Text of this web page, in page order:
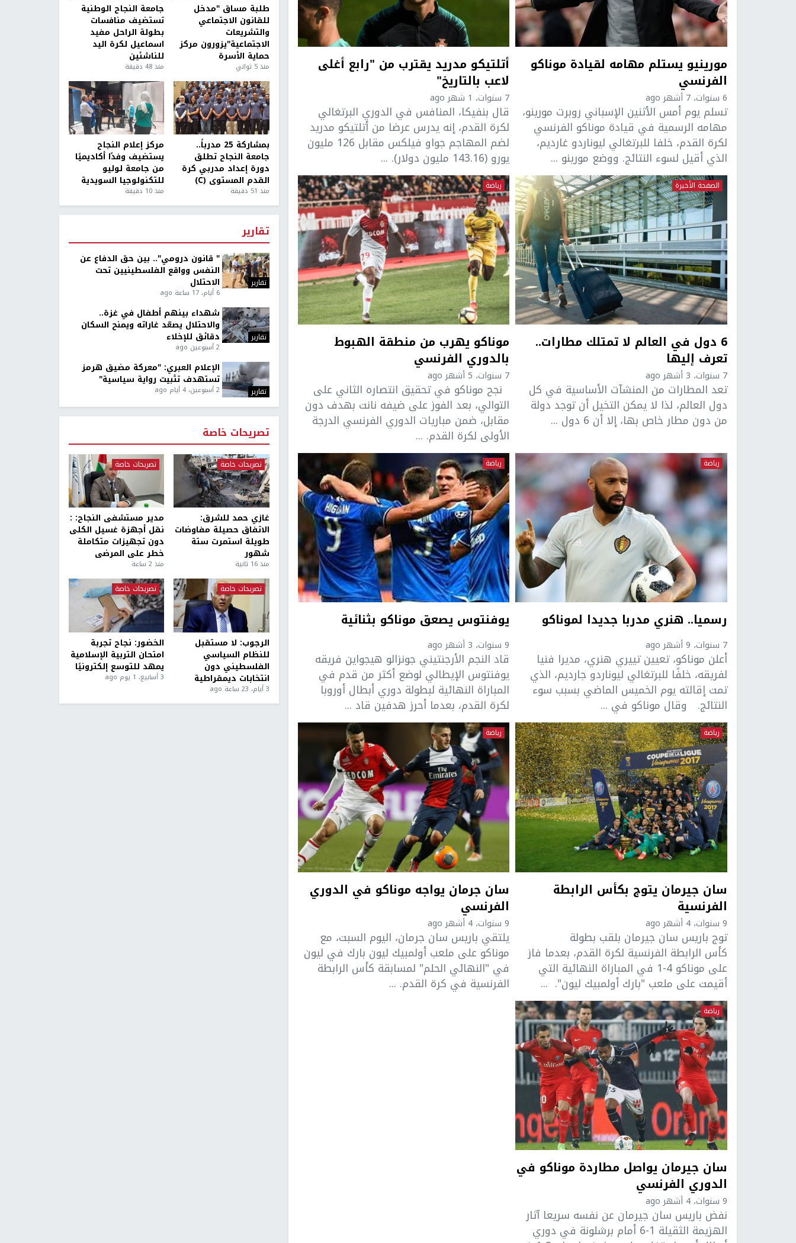
مورينيو يستلم مهامه لقيادة موناكو
الفرنسي
6 سنوات، 7 أشهر ago
تسلم يوم أمس الأثنين الإسباني روبرت مورينو،
مهامه الرسمية في قيادة موناكو الفرنسي
لكرة القدم، خلفا للبرتغالي ليوناردو غارديم،
الذي أقيل لسوء النتائج. ووضع مورينو ...
أتلتيكو مدريد يقترب من "رابع أغلى
لاعب بالتاريخ"
7 سنوات، 1 شهر ago
قال بنفيكا، المنافس في الدوري البرتغالي
لكرة القدم، إنه يدرس عرضا من أتلتيكو مدريد
لضم المهاجم جواو فيلكس مقابل 126 مليون
يورو (143.16 مليون دولار). ...
الصفحة الأخيرة
6 دول في العالم لا تمتلك مطارات..
تعرف إليها
7 سنوات، 3 أشهر ago
تعد المطارات من المنشآت الأساسية في كل
دول العالم، لذا لا يمكن التخيل أن توجد دولة
من دون مطار خاص بها، إلا أن 6 دول ...
رياضة
موناكو يهرب من منطقة الهبوط
بالدوري الفرنسي
7 سنوات، 5 أشهر ago
نجح موناكو في تحقيق انتصاره الثاني على
التوالي، بعد الفوز على ضيفه نانت بهدف دون
مقابل، ضمن مباريات الدوري الفرنسي الدرجة
الأولى لكرة القدم. ...
رياضة
رسميا.. هنري مدربا جديدا لموناكو
7 سنوات، 9 أشهر ago
أعلن موناكو، تعيين تييري هنري، مديرا فنيا
لفريقه، خلفًا للبرتغالي ليوناردو جارديم، الذي
تمت إقالته يوم الخميس الماضي بسبب سوء
النتائج. وقال موناكو في ...
رياضة
يوفنتوس يصعق موناكو بثنائية
9 سنوات، 3 أشهر ago
قاد النجم الأرجنتيني جونزالو هيجواين فريقه
يوفنتوس الإيطالي لوضع أكثر من قدم في
المباراة النهائية لبطولة دوري أبطال أوروبا
لكرة القدم، بعدما أحرز هدفين قاد ...
رياضة
سان جيرمان يتوج بكأس الرابطة
الفرنسية
9 سنوات، 4 أشهر ago
توج باريس سان جيرمان بلقب بطولة
كأس الرابطة الفرنسية لكرة القدم، بعدما فاز
على موناكو 4-1 في المباراة النهائية التي
أقيمت على ملعب "بارك أولمبيك ليون". ...
رياضة
سان جرمان يواجه موناكو في الدوري
الفرنسي
9 سنوات، 4 أشهر ago
يلتقي باريس سان جرمان، اليوم السبت، مع
موناكو على ملعب أولمبيك ليون بارك في ليون
في "النهائي الحلم" لمسابقة كأس الرابطة
الفرنسية في كرة القدم. ...
رياضة
سان جيرمان يواصل مطاردة موناكو في
الدوري الفرنسي
9 سنوات، 4 أشهر ago
نفض باريس سان جيرمان عن نفسه سريعا آثار
الهزيمة الثقيلة 1-6 أمام برشلونة في دوري
طلبة مساق "مدخل
للقانون الاجتماعي
والتشريعات
الاجتماعية"يزورون مركز
حماية الأسرة
منذ 5 ثواني
جامعة النجاح الوطنية
تستضيف منافسات
بطولة الراحل مفيد
اسماعيل لكرة اليد
للناشئين
منذ 48 دقيقة
بمشاركة 25 مدرباً..
جامعة النجاح تطلق
دورة إعداد مدربي كرة
القدم المستوى (C)
منذ 51 دقيقة
مركز إعلام النجاح
يستضيف وفدًا أكاديميًا
من جامعة لوليو
للتكنولوجيا السويدية
منذ 10 دقيقة
تقارير
تقارير
" قانون درومي".. بين حق الدفاع عن
النفس وواقع الفلسطينيين تحت
الاحتلال
6 أيام، 17 ساعة ago
تقارير
شهداء بينهم أطفال في غزة..
والاحتلال يصعّد غاراته ويمنح السكان
دقائق للإخلاء
2 أسبوعين ago
تقارير
الإعلام العبري: "معركة مضيق هرمز
تستهدف تثبيت رواية سياسية"
2 أسبوعين، 4 أيام ago
تصريحات خاصة
تصريحات خاصة
غازي حمد للشرق:
الاتفاق حصيلة مفاوضات
طويلة استمرت ستة
شهور
منذ 16 ثانية
تصريحات خاصة
مدير مستشفى النجاح: :
نقل أجهزة غسيل الكلى
دون تجهيزات متكاملة
خطر على المرضى
منذ 2 ساعة
تصريحات خاصة
الرجوب: لا مستقبل
للنظام السياسي
الفلسطيني دون
انتخابات ديمقراطية
3 أيام، 23 ساعة ago
تصريحات خاصة
الخضور: نجاح تجربة
امتحان التربية الإسلامية
يمهد للتوسع إلكترونيًا
3 أسابيع، 1 يوم ago